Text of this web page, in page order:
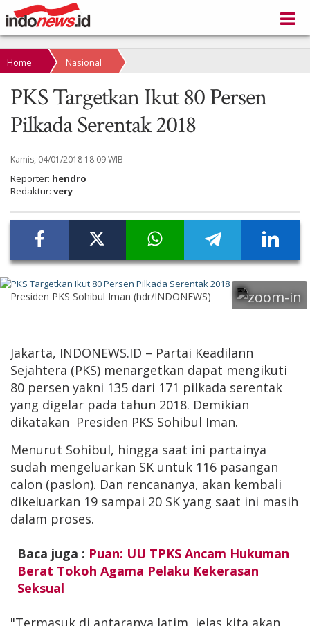
Home Nasional
PKS Targetkan Ikut 80 Persen
Pilkada Serentak 2018
Kamis, 04/01/2018 18:09 WIB
Reporter: hendro
Redaktur: very
Presiden PKS Sohibul Iman (hdr/INDONEWS)
Jakarta, INDONEWS.ID – Partai Keadilann
Sejahtera (PKS) menargetkan dapat mengikuti
80 persen yakni 135 dari 171 pilkada serentak
yang digelar pada tahun 2018. Demikian
dikatakan Presiden PKS Sohibul Iman.
Menurut Sohibul, hingga saat ini partainya
sudah mengeluarkan SK untuk 116 pasangan
calon (paslon). Dan rencananya, akan kembali
dikeluarkan 19 sampai 20 SK yang saat ini masih
dalam proses.
Baca juga : Puan: UU TPKS Ancam Hukuman
Berat Tokoh Agama Pelaku Kekerasan
Seksual
"Termasuk di antaranya Jatim, jelas kita akan